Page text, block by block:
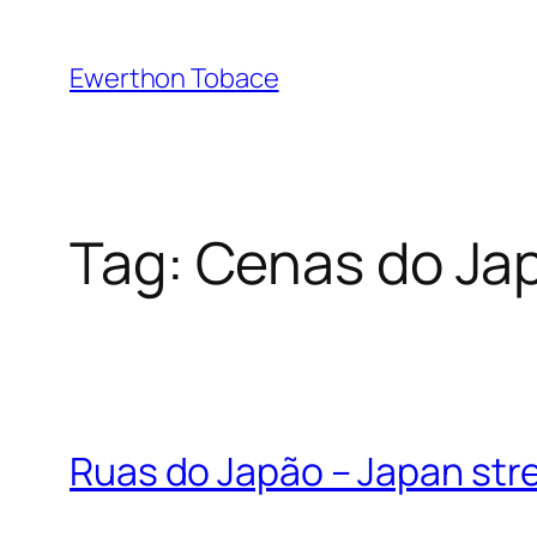
content
Ewerthon Tobace
Tag: Cenas do
Ruas do Japão – Japan